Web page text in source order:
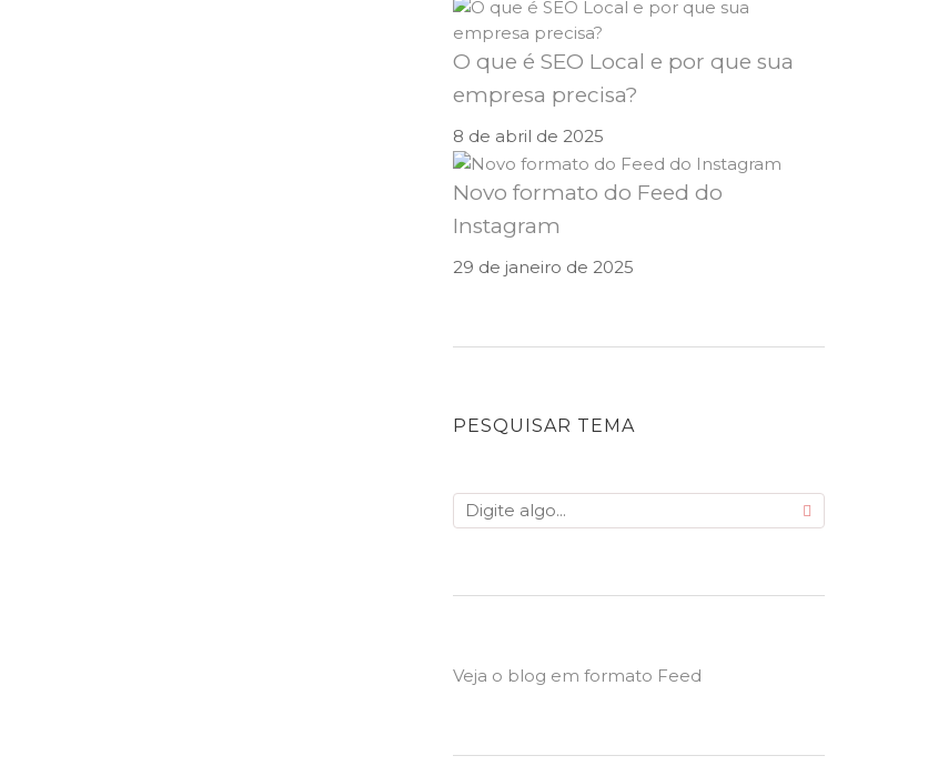
O que é SEO Local e por que sua
empresa precisa?
8 de abril de 2025
Novo formato do Feed do
Instagram
29 de janeiro de 2025
PESQUISAR TEMA
Veja o blog em formato Feed